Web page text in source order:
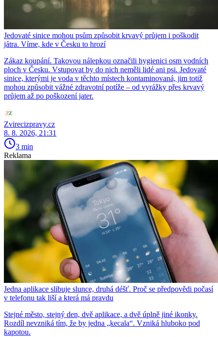
Jedovaté sinice mohou psům způsobit krvavý průjem i poškodit
játra. Víme, kde v Česku to hrozí
Zákaz koupání. Takovou nálepkou označili hygienici osm vodních
ploch v Česku. Vstupovat by do nich neměli lidé ani psi. Jedovaté
sinice, kterými je voda v těchto místech kontaminovaná, jim totiž
mohou způsobit vážné zdravotní potíže – od vyrážky přes krvavý
průjem až po poškození jater.
Zvirecizpravy.cz
8. 8. 2026, 21:31
3 min
Reklama
Jedna aplikace slibuje slunce, druhá déšť. Proč se předpovědi počasí
v telefonu tak liší a která má pravdu
Stejné město, stejný den, dvě aplikace, a dvě úplně jiné ikonky.
Rozdíl nevzniká tím, že by jedna „kecala“. Vzniká hluboko pod
kapotou.